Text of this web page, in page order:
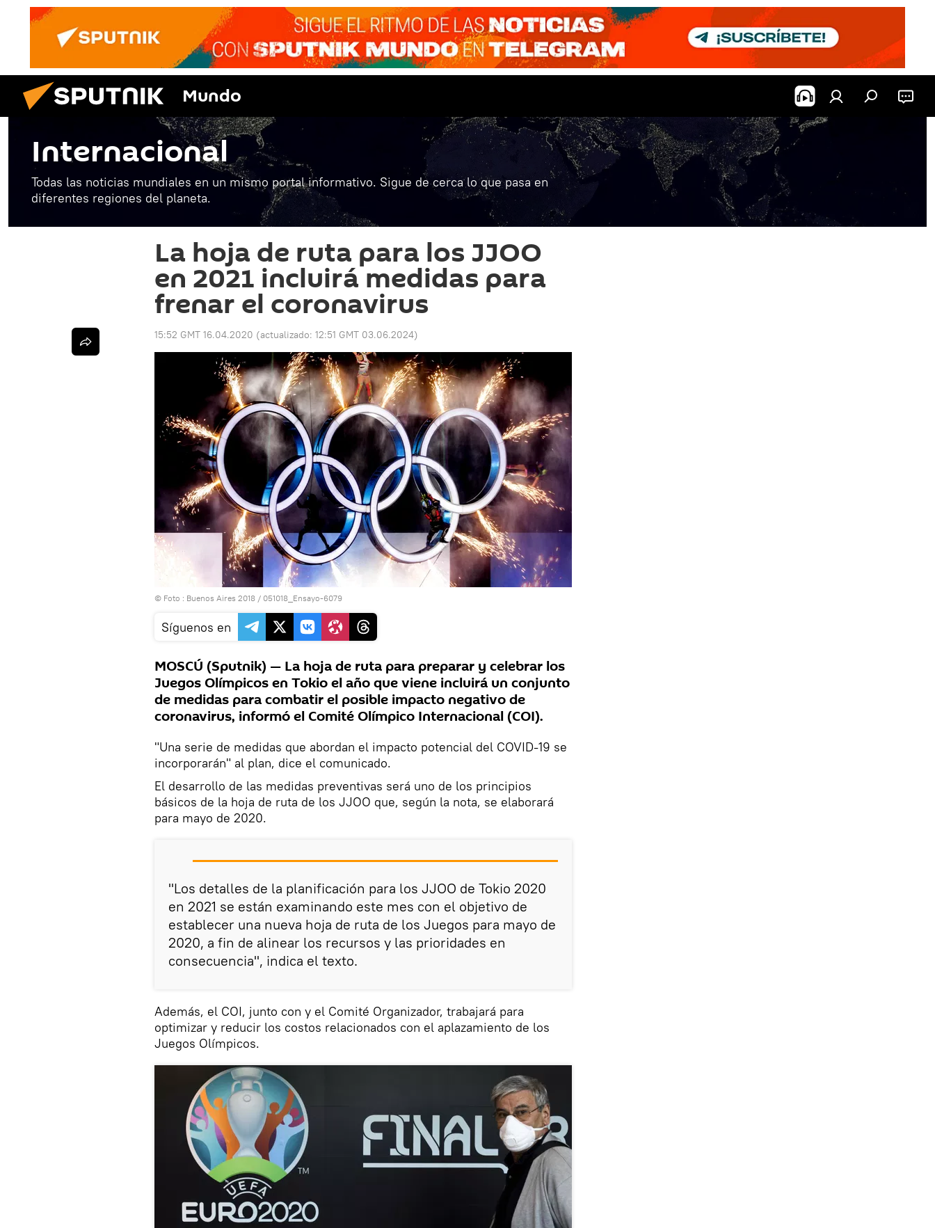
Mundo
Internacional
Todas las noticias mundiales en un mismo portal informativo. Sigue de cerca lo que pasa en
diferentes regiones del planeta.
La hoja de ruta para los JJOO
en 2021 incluirá medidas para
frenar el coronavirus
15:52 GMT 16.04.2020 (actualizado: 12:51 GMT 03.06.2024)
© Foto : Buenos Aires 2018 / 051018_Ensayo-6079
Síguenos en
MOSCÚ (Sputnik) — La hoja de ruta para preparar y celebrar los
Juegos Olímpicos en Tokio el año que viene incluirá un conjunto
de medidas para combatir el posible impacto negativo de
coronavirus, informó el Comité Olímpico Internacional (COI).
"Una serie de medidas que abordan el impacto potencial del COVID-19 se
incorporarán" al plan, dice el comunicado.
El desarrollo de las medidas preventivas será uno de los principios
básicos de la hoja de ruta de los JJOO que, según la nota, se elaborará
para mayo de 2020.
"Los detalles de la planificación para los JJOO de Tokio 2020
en 2021 se están examinando este mes con el objetivo de
establecer una nueva hoja de ruta de los Juegos para mayo de
2020, a fin de alinear los recursos y las prioridades en
consecuencia", indica el texto.
Además, el COI, junto con y el Comité Organizador, trabajará para
optimizar y reducir los costos relacionados con el aplazamiento de los
Juegos Olímpicos.